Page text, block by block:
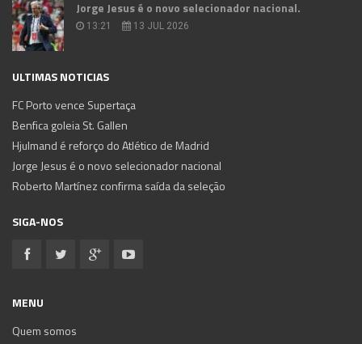
Jorge Jesus é o novo selecionador nacional.
13:21 13 JUL 2026
ULTIMAS NOTICIAS
FC Porto vence Supertaça
Benfica goleia St. Gallen
Hjulmand é reforço do Atlético de Madrid
Jorge Jesus é o novo selecionador nacional
Roberto Martínez confirma saída da seleção
SIGA-NOS
MENU
Quem somos